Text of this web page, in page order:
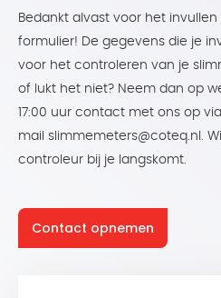
Bedankt alvast voor het
formulier! De gegevens die je
voor het controleren van je
of lukt het niet? Neem dan op
17:00 uur contact met ons op
mail slimmemeters@coteq.nl.
controleur bij je langskomt.
Contact opnemen